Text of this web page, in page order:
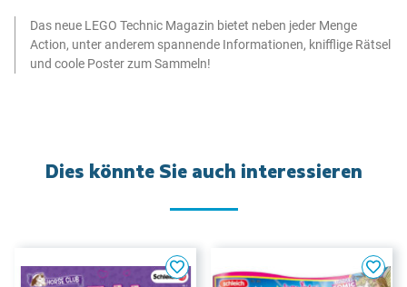
Das neue LEGO Technic Magazin bietet neben jeder Menge
Action, unter anderem spannende Informationen, knifflige Rätsel
und coole Poster zum Sammeln!
Dies könnte Sie auch interessieren